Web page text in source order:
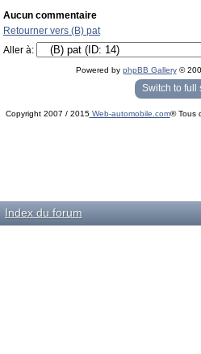
Aucun commentaire
Retourner vers (B) pat
Aller à:
Powered by phpBB Gallery©
« phpBB Gallery » - Traduction française
Switch to full
Copyright 2007 / 2015Web-automobile.com® Tous
Index du forum